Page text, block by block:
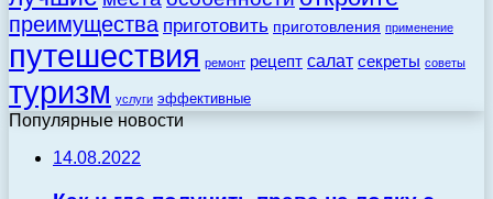
преимущества приготовить приготовления применение
путешествия ремонт рецепт салат секреты советы
туризм услуги эффективные
Популярные новости
14.08.2022